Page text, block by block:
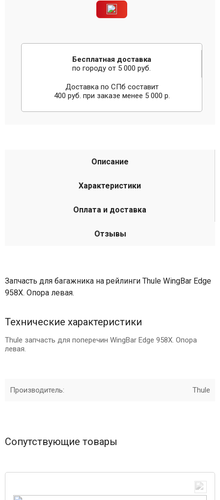
Бесплатная доставка
по городу от 5 000 руб.
Доставка по СПб составит
400 руб. при заказе менее 5 000 р.
Описание
Характеристики
Оплата и доставка
Отзывы
Запчасть для багажника на рейлинги Thule WingBar Edge
958X. Опора левая.
Технические характеристики
Thule запчасть для поперечин WingBar Edge 958X. Опора
левая.
Производитель: Thule
Сопутствующие товары